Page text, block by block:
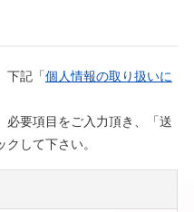
下記「個人情報の取り扱いに
必要項目をご入力頂き、「送
して下さい。